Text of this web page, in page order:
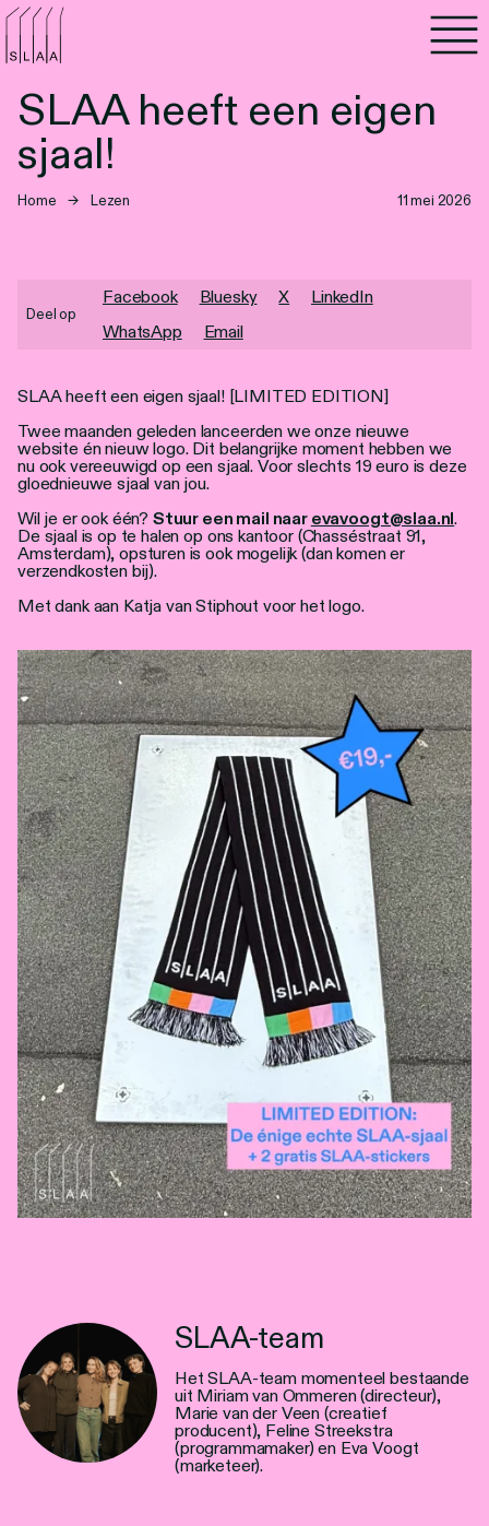
SLAA heeft een eigen
sjaal!
Home → Lezen 11 mei 2026
SLAA heeft een eigen sjaal! [LIMITED EDITION]
Twee maanden geleden lanceerden we onze nieuwe
website én nieuw logo. Dit belangrijke moment hebben we
nu ook vereeuwigd op een sjaal. Voor slechts 19 euro is deze
gloednieuwe sjaal van jou.
Wil je er ook één? Stuur een mail naar evavoogt@slaa.nl.
De sjaal is op te halen op ons kantoor (Chasséstraat 91,
Amsterdam), opsturen is ook mogelijk (dan komen er
verzendkosten bij).
Met dank aan Katja van Stiphout voor het logo.
Deel op
Facebook Bluesky X
LinkedIn
WhatsApp
Email
SLAA-team
Het SLAA-team momenteel bestaande
uit Miriam van Ommeren (directeur),
Marie van der Veen (creatief
producent), Feline Streekstra
(programmamaker) en Eva Voogt
(marketeer).
Agenda
Programma's
Lezen
Nieuwsbrief
Vacatures
Locaties
Personen
Toegankelijkheid
Stadsdichter